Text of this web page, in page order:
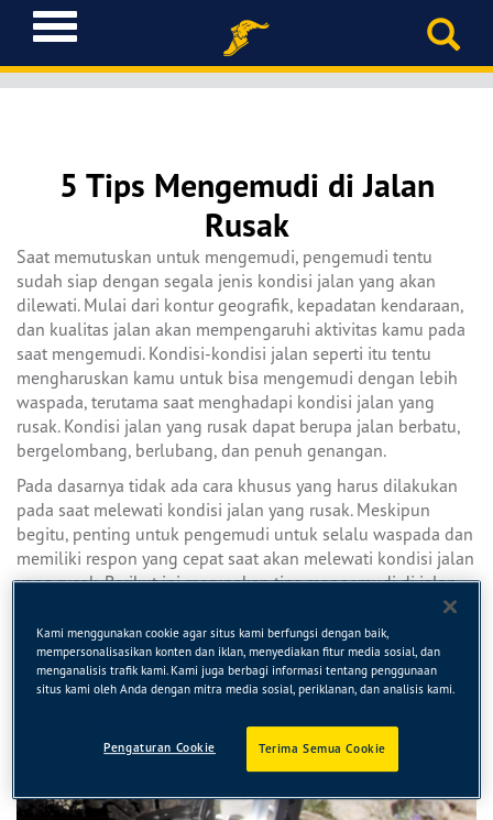
T
o
g
g
a
g
a
t
i
o
n
5 Tips Mengemudi di Jalan
Rusak
Saat memutuskan untuk mengemudi, pengemudi tentu
sudah siap dengan segala jenis kondisi jalan yang akan
dilewati. Mulai dari kontur geografik, kepadatan kendaraan,
dan kualitas jalan akan mempengaruhi aktivitas kamu pada
saat mengemudi. Kondisi-kondisi jalan seperti itu tentu
mengharuskan kamu untuk bisa mengemudi dengan lebih
waspada, terutama saat menghadapi kondisi jalan yang
rusak. Kondisi jalan yang rusak dapat berupa jalan berbatu,
bergelombang, berlubang, dan penuh genangan.
Pada dasarnya tidak ada cara khusus yang harus dilakukan
pada saat melewati kondisi jalan yang rusak. Meskipun
begitu, penting untuk pengemudi untuk selalu waspada dan
memiliki respon yang cepat saat akan melewati kondisi jalan
yang rusak. Berikut ini merupakan tips mengemudi di jalan
Kami menggunakan cookie agar situs kami berfungsi dengan baik,
mempersonalisasikan konten dan iklan, menyediakan fitur media sosial, dan
menganalisis trafik kami. Kami juga berbagi informasi tentang penggunaan
situs kami oleh Anda dengan mitra media sosial, periklanan, dan analisis kami.
Terima Semua Cookie
Pengaturan Cookie